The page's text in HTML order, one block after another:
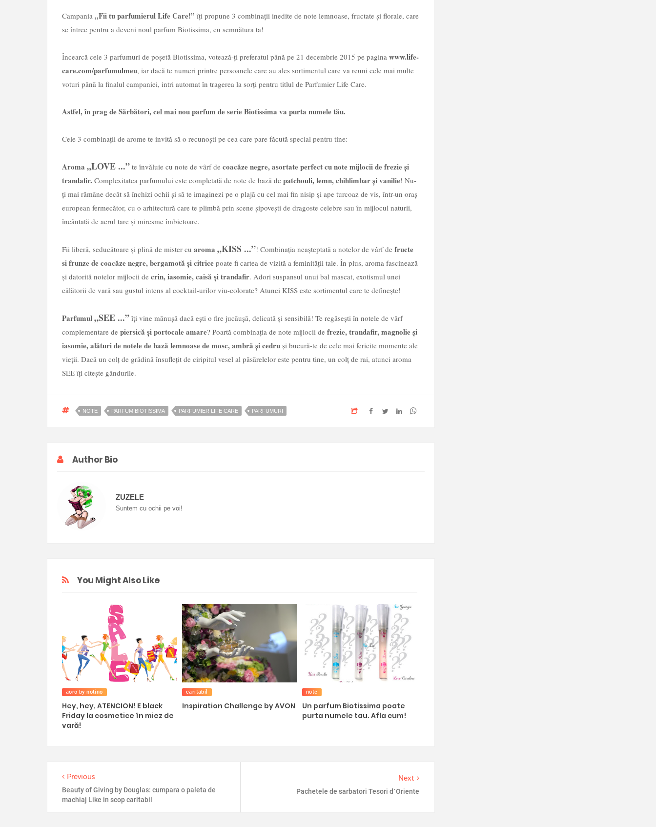
Campania „Fii tu parfumierul Life Care!” îți propune 3 combinații inedite de note lemnoase, fructate și florale, care
se întrec pentru a deveni noul parfum Biotissima, cu semnătura ta!
Încearcă cele 3 parfumuri de poșetă Biotissima, votează-ți preferatul până pe 21 decembrie 2015 pe pagina www.life-
care.com/parfumulmeu, iar dacă te numeri printre persoanele care au ales sortimentul care va reuni cele mai multe
voturi până la finalul campaniei, intri automat în tragerea la sorți pentru titlul de Parfumier Life Care.
Astfel, în prag de Sărbători, cel mai nou parfum de serie Biotissima va purta numele tău.
Cele 3 combinații de arome te invită să o recunoști pe cea care pare făcută special pentru tine:
Aroma „LOVE ...” te învăluie cu note de vârf de coacăze negre, asortate perfect cu note mijlocii de frezie și
trandafir. Complexitatea parfumului este completată de note de bază de patchouli, lemn, chihlimbar și vanilie! Nu-
ți mai rămâne decât să închizi ochii și să te imaginezi pe o plajă cu cel mai fin nisip și ape turcoaz de vis, într-un oraș
european fermecător, cu o arhitectură care te plimbă prin scene șipovești de dragoste celebre sau în mijlocul naturii,
încântată de aerul tare și miresme îmbietoare.
Fii liberă, seducătoare și plină de mister cu aroma „KISS ...”! Combinația neașteptată a notelor de vârf de fructe
si frunze de coacăze negre, bergamotă și citrice poate fi cartea de vizită a feminității tale. În plus, aroma fascinează
și datorită notelor mijlocii de crin, iasomie, caisă și trandafir. Adori suspansul unui bal mascat, exotismul unei
călătorii de vară sau gustul intens al cocktail-urilor viu-colorate? Atunci KISS este sortimentul care te definește!
Parfumul„SEE ...” îți vine mănușă dacă ești o fire jucăușă, delicată și sensibilă! Te regăsești în notele de vârf
complementare de piersică și portocale amare? Poartă combinația de note mijlocii de frezie, trandafir, magnolie și
iasomie, alături de notele de bază lemnoase de mosc, ambră și cedru și bucură-te de cele mai fericite momente ale
vieții. Dacă un colț de grădină însuflețit de ciripitul vesel al păsărelelor este pentru tine, un colț de rai, atunci aroma
SEE îți citește gândurile.
NOTE PARFUM BIOTISSIMA PARFUMIER LIFE CARE PARFUMURI
Author Bio
ZUZELE
Suntem cu ochii pe voi!
You Might Also Like
aoro by notino
Hey, hey, ATENCION! E black
Friday la cosmetice în miez de
vară!
caritabil
Inspiration Challenge by AVON
note
Un parfum Biotissima poate
purta numele tau. Afla cum!
Next
Pachetele de sarbatori Tesori d`Oriente
Previous
Beauty of Giving by Douglas: cumpara o paleta de
machiaj Like in scop caritabil